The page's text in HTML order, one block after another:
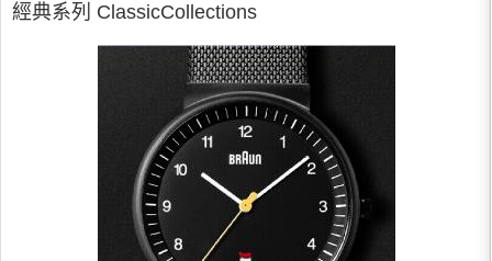
經典系列 ClassicCollections